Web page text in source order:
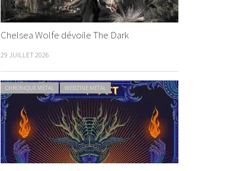
Chelsea Wolfe dévoile The Dark
29 JUILLET 2026
CHRONIQUE METAL WEBZINE METAL